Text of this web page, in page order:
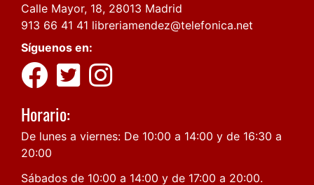
Calle Mayor, 18, 28013 Madrid
913 66 41 41 libreriamendez@telefonica.net
Síguenos en:
Horario:
De lunes a viernes: De 10:00 a 14:00 y de 16:30 a
20:00
Sábados de 10:00 a 14:00 y de 17:00 a 20:00.